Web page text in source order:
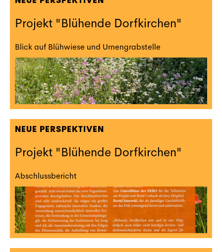
Projekt "Blühende Dorfkirchen"
Blick auf Blühwiese und Urnengrabstelle
NEUE PERSPEKTIVEN
Projekt "Blühende Dorfkirchen"
Abschlussbericht